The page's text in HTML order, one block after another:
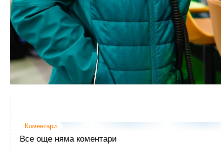
Коментари
Все още няма коментари